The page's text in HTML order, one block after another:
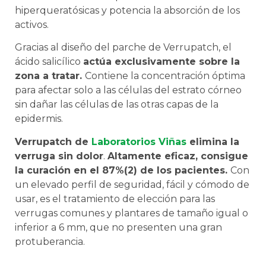
hiperqueratósicas y potencia la absorción de los
activos.
Gracias al diseño del parche de Verrupatch, el
ácido salicílico actúa exclusivamente sobre la
zona a tratar. Contiene la concentración óptima
para afectar solo a las células del estrato córneo
sin dañar las células de las otras capas de la
epidermis.
Verrupatch de Laboratorios Viñas elimina la
verruga sin dolor. Altamente eficaz, consigue
la curación en el 87%(2) de los pacientes. Con
un elevado perfil de seguridad, fácil y cómodo de
usar, es el tratamiento de elección para las
verrugas comunes y plantares de tamaño igual o
inferior a 6 mm, que no presenten una gran
protuberancia.